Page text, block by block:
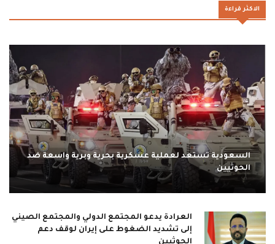
الاكثر قراءة
السعودية تستعد لعملية عسكرية بحرية وبرية واسعة ضد
الحوثيين
العرادة يدعو المجتمع الدولي والمجتمع الصيني
إلى تشديد الضغوط على إيران لوقف دعم
الحوثيين